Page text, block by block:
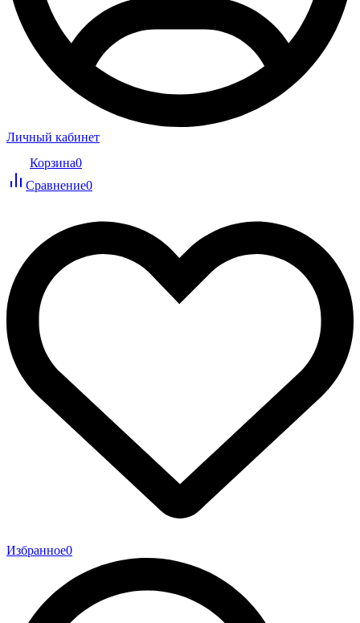
Личный кабинет
Корзина0
Сравнение0
Избранное0